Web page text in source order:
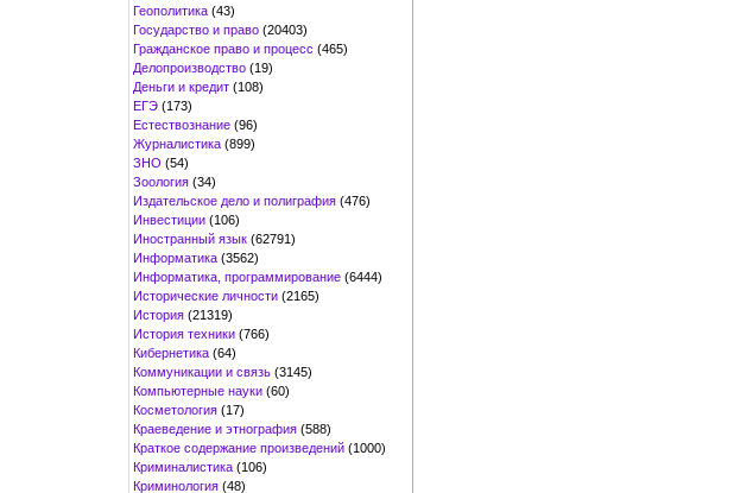
Геополитика (43)
Государство и право (20403)
Гражданское право и процесс (465)
Делопроизводство (19)
Деньги и кредит (108)
ЕГЭ (173)
Естествознание (96)
Журналистика (899)
ЗНО (54)
Зоология (34)
Издательское дело и полиграфия (476)
Инвестиции (106)
Иностранный язык (62791)
Информатика (3562)
Информатика, программирование (6444)
Исторические личности (2165)
История (21319)
История техники (766)
Кибернетика (64)
Коммуникации и связь (3145)
Компьютерные науки (60)
Косметология (17)
Краеведение и этнография (588)
Краткое содержание произведений (1000)
Криминалистика (106)
Криминология (48)